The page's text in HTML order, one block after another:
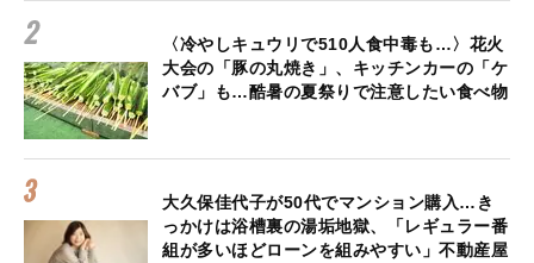
〈冷やしキュウリで510人食中毒も…〉花火
大会の「豚の丸焼き」、キッチンカーの「ケ
バブ」も…酷暑の夏祭りで注意したい食べ物
大久保佳代子が50代でマンション購入…き
っかけは浴槽裏の湯垢地獄、「レギュラー番
組が多いほどローンを組みやすい」不動産屋